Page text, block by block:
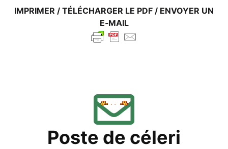
IMPRI­MER / TÉLÉ­CHAR­GER LE PDF / ENVOY­ER UN
E‑MAIL
Pos­te de céleri